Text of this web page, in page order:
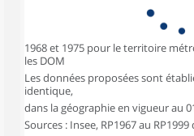
1968 et 1975 pour le territoire
les DOM
Les données proposées sont
identique,
dans la géographie en vigueur au
Sources : Insee, RP1967 au